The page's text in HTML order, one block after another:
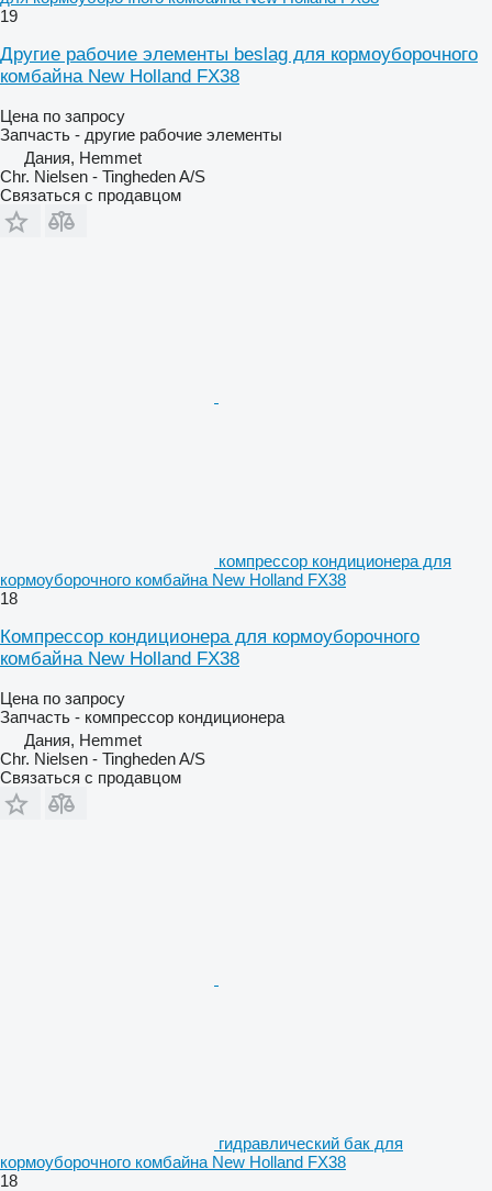
19
Другие рабочие элементы beslag для кормоуборочного
комбайна New Holland FX38
Цена по запросу
Запчасть - другие рабочие элементы
Дания, Hemmet
Chr. Nielsen - Tingheden A/S
Связаться с продавцом
компрессор кондиционера для
кормоуборочного комбайна New Holland FX38
18
Компрессор кондиционера для кормоуборочного
комбайна New Holland FX38
Цена по запросу
Запчасть - компрессор кондиционера
Дания, Hemmet
Chr. Nielsen - Tingheden A/S
Связаться с продавцом
гидравлический бак для
кормоуборочного комбайна New Holland FX38
18